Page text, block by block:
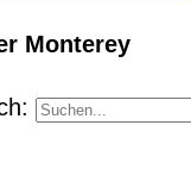
Monterey